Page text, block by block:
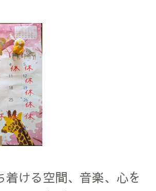
着ける空間、音楽、心を